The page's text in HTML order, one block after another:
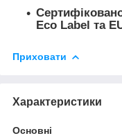
Eco Label та
Приховати
Характеристики
Основні